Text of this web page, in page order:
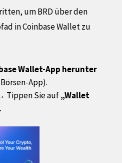
um BRD über den
in Coinbase Wallet zu
Wallet-App herunter
App).
Tippen Sie auf„Wallet